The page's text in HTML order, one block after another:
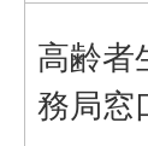
高齢者
務局窓